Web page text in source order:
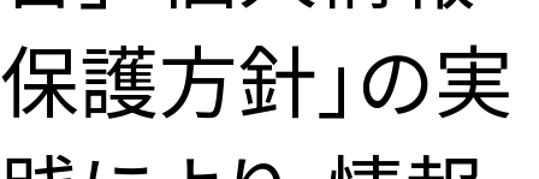
保護方針」の実